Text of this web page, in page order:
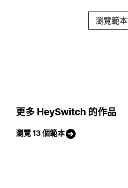
瀏覽範本
更多 HeySwitch 的作品
瀏覽 13 個範本